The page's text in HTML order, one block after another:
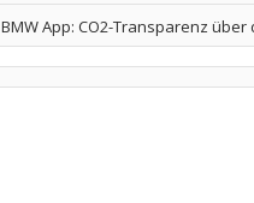
BMW App: CO2-Transparenz